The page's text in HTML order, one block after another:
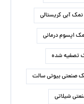
نمک آبی کریستالی
اپسوم درمانی
تصفیه شده
صنعتی بیوتی سالت
شیلاتی